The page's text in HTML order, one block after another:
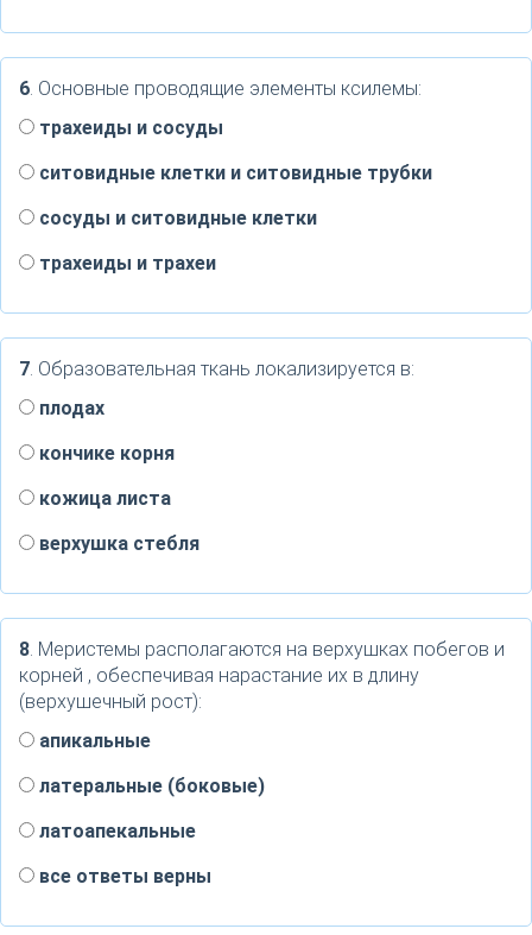
6. Основные проводящие элементы ксилемы:
трахеиды и сосуды
ситовидные клетки и ситовидные трубки
сосуды и ситовидные клетки
трахеиды и трахеи
7. Образовательная ткань локализируется в:
плодах
кончике корня
кожица листа
верхушка стебля
8. Меристемы располагаются на верхушках побегов и
корней , обеспечивая нарастание их в длину
(верхушечный рост):
апикальные
латеральные (боковые)
латоапекальные
все ответы верны